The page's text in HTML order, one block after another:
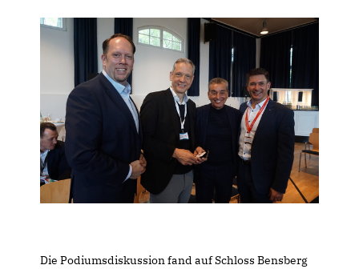
Die Podiumsdiskussion fand auf Schloss Bensberg